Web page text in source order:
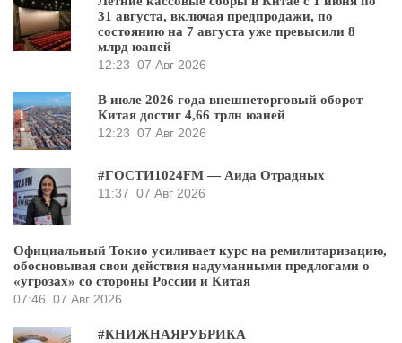
31 августа, включая предпродажи, по
состоянию на 7 августа уже превысили 8
млрд юаней
12:23 07 Авг 2026
В июле 2026 года внешнеторговый оборот
Китая достиг 4,66 трлн юаней
12:23 07 Авг 2026
#ГОСТИ1024FM — Аида Отрадных
11:37 07 Авг 2026
Официальный Токио усиливает курс на ремилитаризацию,
обосновывая свои действия надуманными предлогами о
«угрозах» со стороны России и Китая
07:46 07 Авг 2026
#КНИЖНАЯРУБРИКА